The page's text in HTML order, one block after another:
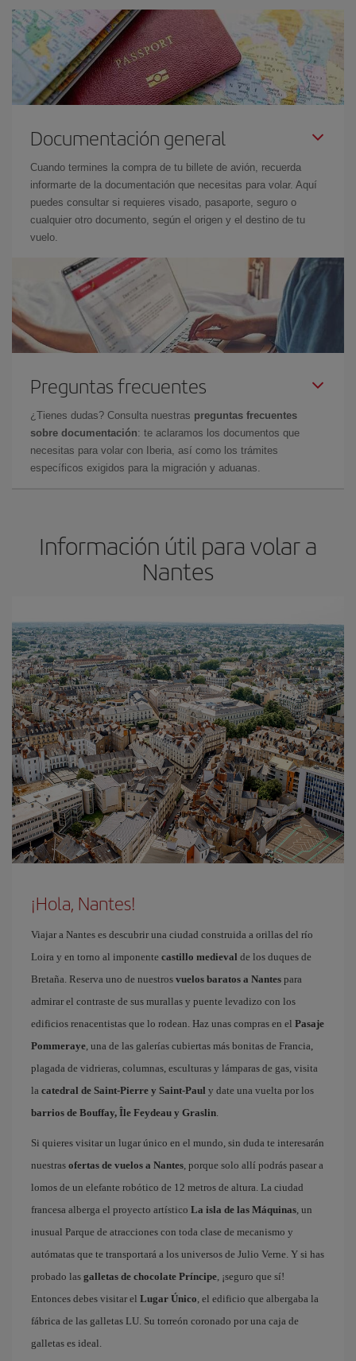
Documentación general
Cuando termines la compra de tu billete de avión, recuerda
informarte de la documentación que necesitas para volar. Aquí
puedes consultar si requieres visado, pasaporte, seguro o
cualquier otro documento, según el origen y el destino de tu
vuelo.
Preguntas frecuentes
¿Tienes dudas? Consulta nuestras preguntas frecuentes
sobre documentación: te aclaramos los documentos que
necesitas para volar con Iberia, así como los trámites
específicos exigidos para la migración y aduanas.
Información útil para volar a
Nantes
¡Hola, Nantes!
Viajar a Nantes es descubrir una ciudad construida a orillas del río
Loira y en torno al imponente castillo medieval de los duques de
Bretaña. Reserva uno de nuestros vuelos baratos a Nantes para
admirar el contraste de sus murallas y puente levadizo con los
edificios renacentistas que lo rodean. Haz unas compras en el Pasaje
Pommeraye , una de las galerías cubiertas más bonitas de Francia,
plagada de vidrieras, columnas, esculturas y lámparas de gas, visita
la catedral de Saint-Pierre y Saint-Paul y date una vuelta por los
barrios de Bouffay, Île Feydeau y Graslin
Si quieres visitar un lugar único en el mundo, sin duda te interesarán
nuestras ofertas de vuelos a Nantes , porque solo allí podrás pasear a
lomos de un elefante robótico de 12 metros de altura. La ciudad
francesa alberga el proyecto artístico La isla de las Máquinas , un
inusual Parque de atracciones con toda clase de mecanismo y
autómatas que te transportará a los universos de Julio Verne. Y si has
probado las galletas de chocolate Príncipe , ¡seguro que sí!
Entonces debes visitar el Lugar Único , el edificio que albergaba la
fábrica de las galletas LU. Su torreón coronado por una caja de
galletas es ideal.